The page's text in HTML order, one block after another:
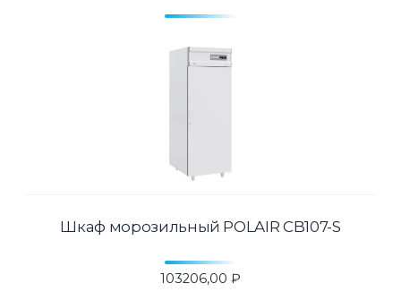
Шкаф морозильный POLAIR CB107-S
103206,00 ₽